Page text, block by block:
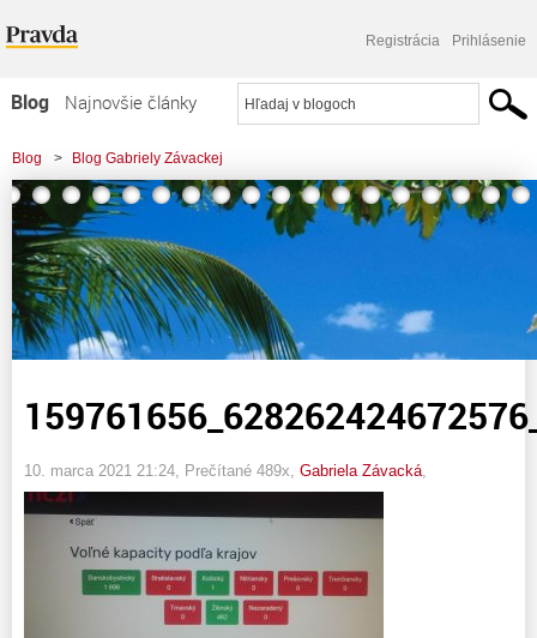
Registrácia Prihlásenie
Blog
Najnovšie články
Najčítanejšie články
Najkomentovanejšie články
Zoznam blogov
Komerčné blogy
Blog > Blog Gabriely Závackej
> 159761656_628262424672576_6457611596750642501_n
10. marca 2021 21:24 , Prečítané 489x, Gabriela Závacká